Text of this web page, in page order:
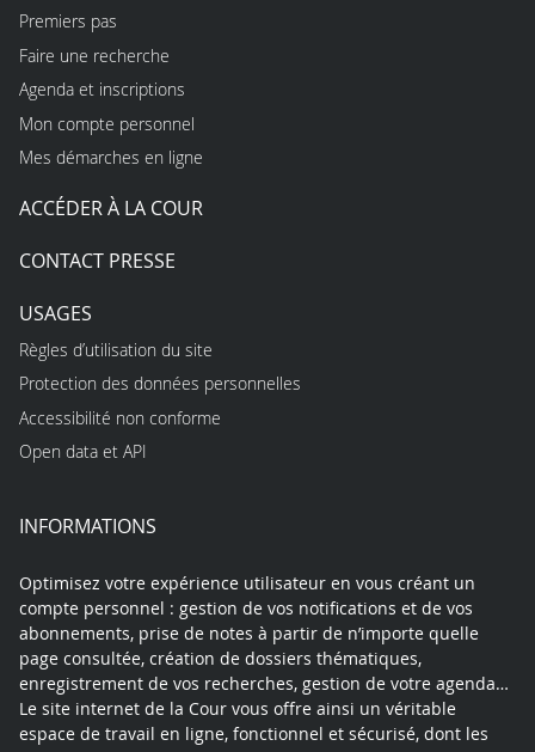
Premiers pas
Faire une recherche
Agenda et inscriptions
Mon compte personnel
Mes démarches en ligne
ACCÉDER À LA COUR
CONTACT PRESSE
USAGES
Règles d’utilisation du site
Protection des données personnelles
Accessibilité non conforme
Open data et API
INFORMATIONS
Optimisez votre expérience utilisateur en vous créant un
compte personnel : gestion de vos notifications et de vos
abonnements, prise de notes à partir de n’importe quelle
page consultée, création de dossiers thématiques,
enregistrement de vos recherches, gestion de votre agenda…
Le site internet de la Cour vous offre ainsi un véritable
espace de travail en ligne, fonctionnel et sécurisé, dont les